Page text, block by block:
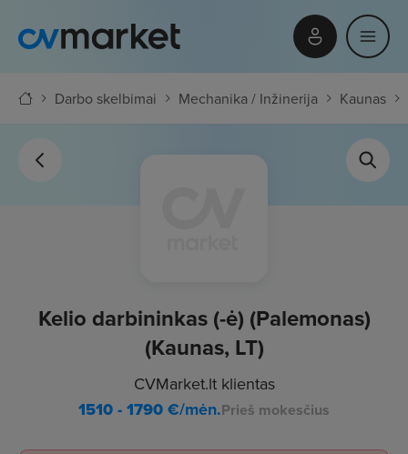
Darbo skelbimai Mechanika / Inžinerija Kaunas
Kelio darbininkas (-ė) (Palemonas)
(Kaunas, LT)
CVMarket.lt klientas
1510 - 1790€/mėn.Prieš mokesčius